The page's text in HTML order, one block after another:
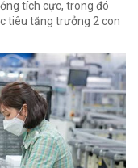
tích cực, trong đó
tiêu tăng trưởng 2 con